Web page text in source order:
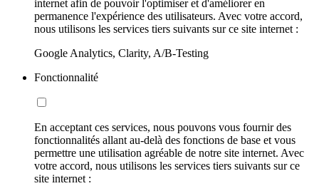
internet afin de pouvoir l'optimiser et d'améliorer en
permanence l'expérience des utilisateurs. Avec votre accord,
nous utilisons les services tiers suivants sur ce site internet :
Google Analytics, Clarity, A/B-Testing
Fonctionnalité
En acceptant ces services, nous pouvons vous fournir des
fonctionnalités allant au-delà des fonctions de base et vous
permettre une utilisation agréable de notre site internet. Avec
votre accord, nous utilisons les services tiers suivants sur ce
site internet :